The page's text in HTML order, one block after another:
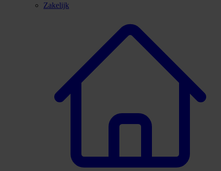
Zakelijk